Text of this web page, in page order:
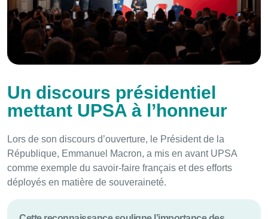
Un discours présidentiel
mettant UPSA à l’honneur
Lors de son discours d’ouverture, le Président de la
République, Emmanuel Macron, a mis en avant UPSA
comme exemple du savoir-faire français et des efforts
déployés en matière de souveraineté.